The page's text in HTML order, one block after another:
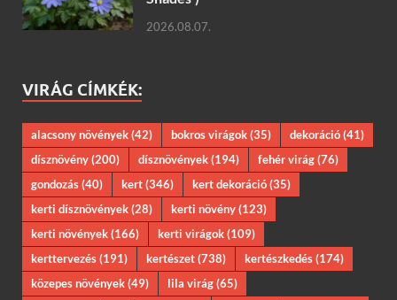
2026.08.07.
VIRÁG CÍMKÉK:
alacsony növények(42) bokros virágok(35) dekoráció(41)
dísznövény(200) dísznövények(194) fehér virág(76)
gondozás(40) kert(346) kert dekoráció(35)
kerti dísznövények(28) kerti növény(123)
kerti növények(166) kerti virágok(109)
kerttervezés(191) kertészet(738) kertészkedés(174)
közepes növények(49) lila virág(65)